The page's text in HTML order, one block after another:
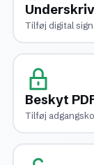
Tilføj digital
Beskyt
Tilføj